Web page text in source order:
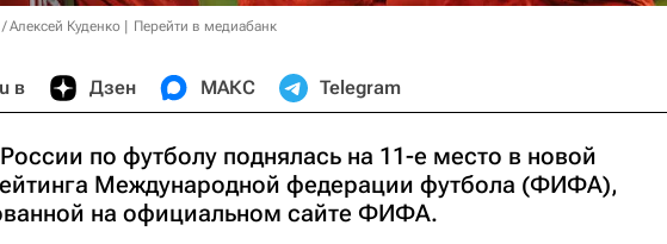
Куденко Перейти в медиабанк
в Дзен МАКС Telegram
по футболу поднялась на 11-е место в новой
Международной федерации футбола (ФИФА),
на официальном сайте ФИФА.